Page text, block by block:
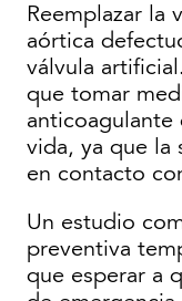
Reemplazar la
aórtica
válvula
que tomar
anticoagulante
vida, ya que la
en contacto
Un estudio
preventiva
que esperar a